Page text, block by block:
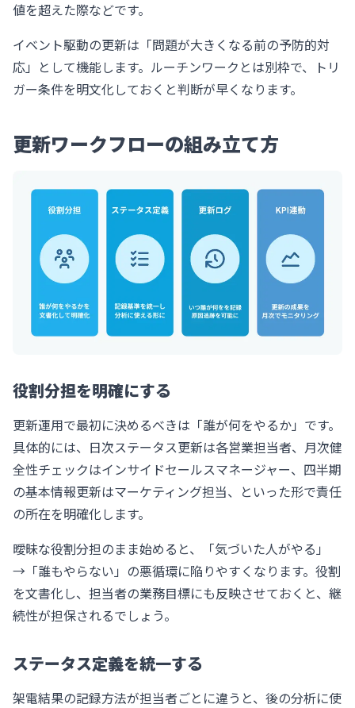
値を超えた際などです。
イベント駆動の更新は「問題が大きくなる前の予防的対
応」として機能します。ルーチンワークとは別枠で、トリ
ガー条件を明文化しておくと判断が早くなります。
更新ワークフローの組み立て方
役割分担を明確にする
更新運用で最初に決めるべきは「誰が何をやるか」です。
具体的には、日次ステータス更新は各営業担当者、月次健
全性チェックはインサイドセールスマネージャー、四半期
の基本情報更新はマーケティング担当、といった形で責任
の所在を明確化します。
曖昧な役割分担のまま始めると、「気づいた人がやる」
→「誰もやらない」の悪循環に陥りやすくなります。役割
を文書化し、担当者の業務目標にも反映させておくと、継
続性が担保されるでしょう。
ステータス定義を統一する
架電結果の記録方法が担当者ごとに違うと、後の分析に使